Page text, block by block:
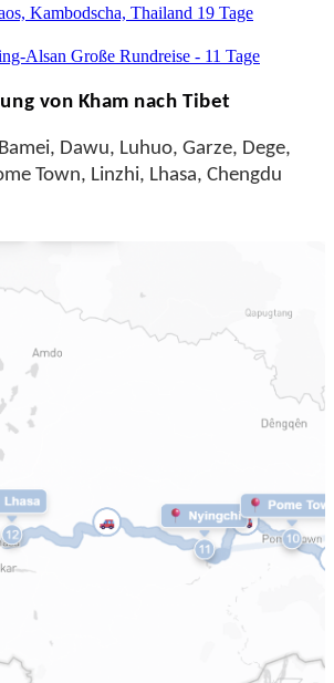
Kambodscha, Thailand 19 Tage
Alsan Große Rundreise - 11 Tage
von Kham nach Tibet
Dawu, Luhuo, Garze, Dege,
Town, Linzhi, Lhasa, Chengdu